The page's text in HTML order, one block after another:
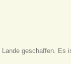
geschaffen. Es